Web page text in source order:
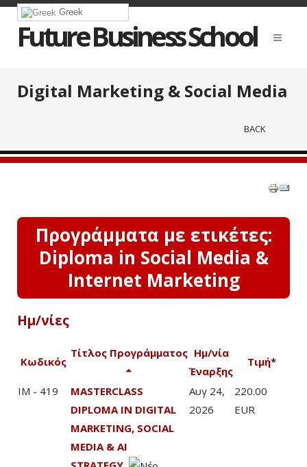
Greek
Future Business School
Digital Marketing & Social Media
BACK
Προγράμματα με ετικέτες:
Diploma in Social Media &
Internet Marketing
Ημ/νίες
Κωδικός
Τίτλος Προγράμματος Ημ/νία
Έναρξης
Τιμή*
IM - 419
MASTERCLASS
DIPLOMA IN DIGITAL
MARKETING, SOCIAL
MEDIA & AI
Αυγ 24,
2026
220.00
EUR